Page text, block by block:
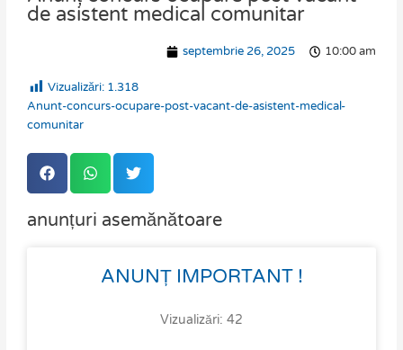
de asistent medical comunitar
septembrie 26, 2025 10:00 am
Vizualizări: 1.318
Anunt-concurs-ocupare-post-vacant-de-asistent-medical-
comunitar
anunțuri asemănătoare
ANUNȚ IMPORTANT !
Vizualizări: 42